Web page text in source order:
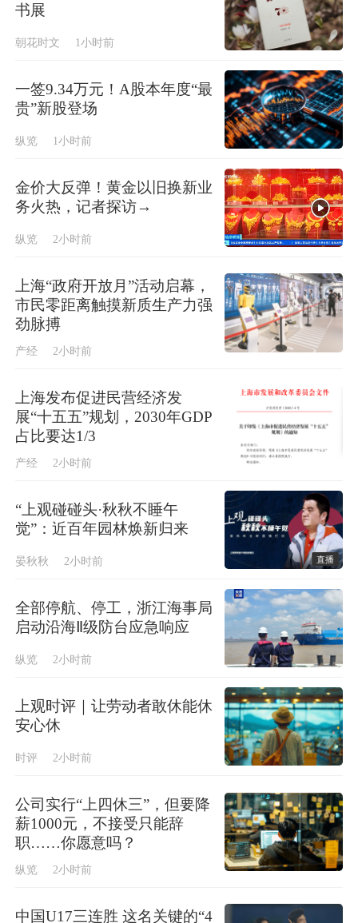
书展
朝花时文 1小时前
一签9.34万元！A股本年度“最
贵”新股登场
纵览 1小时前
金价大反弹！黄金以旧换新业
务火热，记者探访→
纵览 2小时前
上海“政府开放月”活动启幕，
市民零距离触摸新质生产力强
劲脉搏
产经 2小时前
上海发布促进民营经济发
展“十五五”规划，2030年GDP
占比要达1/3
产经 2小时前
“上观碰碰头·秋秋不睡午
觉”：近百年园林焕新归来
晏秋秋 2小时前 直播
全部停航、停工，浙江海事局
启动沿海Ⅱ级防台应急响应
纵览 2小时前
上观时评｜让劳动者敢休能休
安心休
时评 2小时前
公司实行“上四休三”，但要降
薪1000元，不接受只能辞
职……你愿意吗？
纵览 2小时前
中国U17三连胜 这名关键的“4